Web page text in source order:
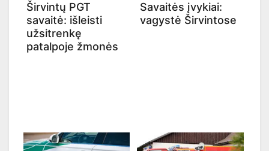
Širvintų PGT
savaitė: išleisti
užsitrenkę
patalpoje žmonės
Savaitės įvykiai:
vagystė Širvintose